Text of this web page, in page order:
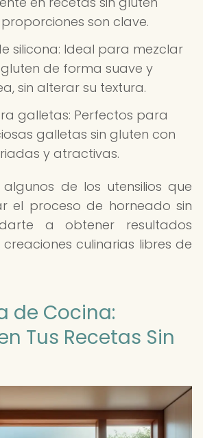
son clave.
silicona: Ideal para mezclar
de forma suave y
sin alterar su textura.
galletas: Perfectos para
galletas sin gluten con
y atractivas.
algunos de los utensilios que
el proceso de horneado sin
a obtener resultados
culinarias libres de
de Cocina:
Tus Recetas Sin